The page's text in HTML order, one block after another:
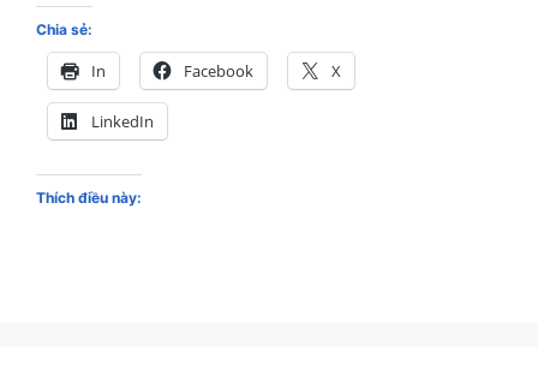
Chia sẻ:
In Facebook X
LinkedIn
Thích điều này: